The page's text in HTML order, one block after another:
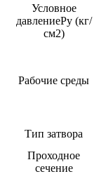
Условное
давлениеРу (кг/
см2)
Рабочие среды
Тип затвора
Проходное
сечение